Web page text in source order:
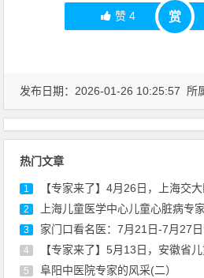
赞 4 赏
发布日期：2026-01-26 10:25:57 所
热门文章
1 【专家来了】4月26日，上海交大医学院附属仁
2 上海儿童医学中心儿童心脏病专
3 家门口看名医：7月21日-7月27日专
4 【专家来了】5月13日，安徽省儿童医院儿
5 阜阳中医院专家的风采(二）